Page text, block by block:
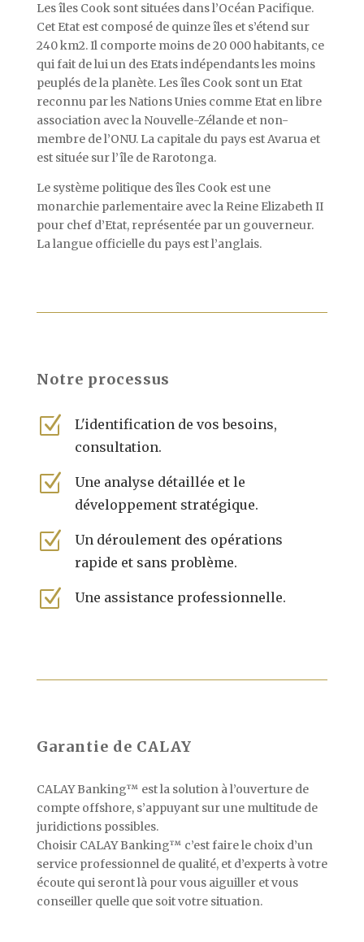
Les îles Cook sont situées dans l’Océan Pacifique.
Cet Etat est composé de quinze îles et s’étend sur
240 km2. Il comporte moins de 20 000 habitants, ce
qui fait de lui un des Etats indépendants les moins
peuplés de la planète. Les îles Cook sont un Etat
reconnu par les Nations Unies comme Etat en libre
association avec la Nouvelle-Zélande et non-
membre de l’ONU. La capitale du pays est Avarua et
est située sur l’île de Rarotonga.
Le système politique des îles Cook est une
monarchie parlementaire avec la Reine Elizabeth II
pour chef d’Etat, représentée par un gouverneur.
La langue officielle du pays est l’anglais.
Notre processus
Z
L'identification de vos besoins,
consultation.
Z
Une analyse détaillée et le
développement stratégique.
Z
Un déroulement des opérations
rapide et sans problème.
Z Une assistance professionnelle.
Garantie de CALAY
CALAY Banking™ est la solution à l’ouverture de
compte offshore, s’appuyant sur une multitude de
juridictions possibles.
Choisir CALAY Banking™ c’est faire le choix d’un
service professionnel de qualité, et d’experts à votre
écoute qui seront là pour vous aiguiller et vous
conseiller quelle que soit votre situation.